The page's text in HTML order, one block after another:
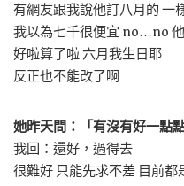
有網友跟我說他訂八月的 一
我以為七千很便宜 no…no
好啦算了啦 六月我生日耶
反正也不能改了啊
她昨天問：「有沒有好一點點
我回：還好，過得去
很難好 只能先求不差 目前都